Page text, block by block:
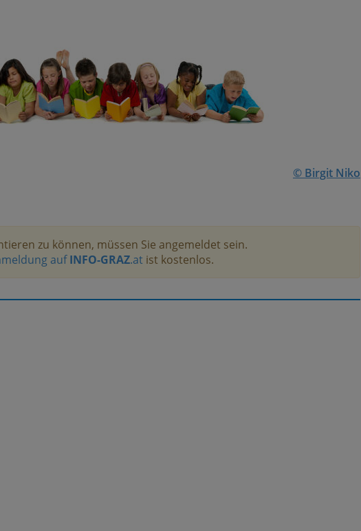
© Birgit Niko
zu können, müssen Sie angemeldet sein.
aufINFO-GRAZ.at ist kostenlos.